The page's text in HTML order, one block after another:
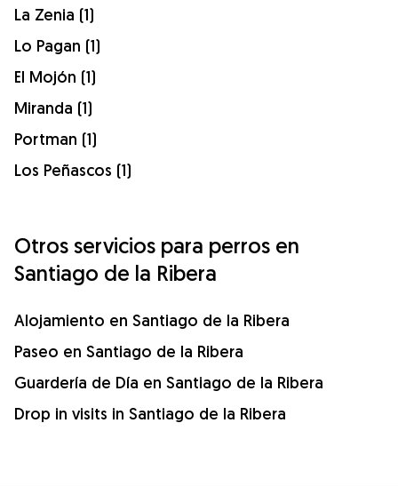
La Zenia (1)
Lo Pagan (1)
El Mojón (1)
Miranda (1)
Portman (1)
Los Peñascos (1)
Otros servicios para perros en
Santiago de la Ribera
Alojamiento en Santiago de la Ribera
Paseo en Santiago de la Ribera
Guardería de Día en Santiago de la Ribera
Drop in visits in Santiago de la Ribera